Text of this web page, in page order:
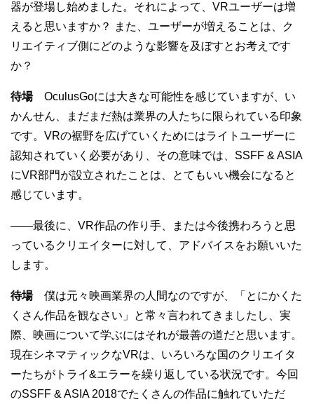
器が登場し始めました。それによって、VRユーザーは増
えると思いますか？ また、ユーザーが増えることは、ク
リエイティブ側にどのような影響を及ぼすとお考えです
か？
待場OculusGoには大きな可能性を感じていますが、い
かんせん、まだまだ熱は業界の人たちに限られている印象
です。VRの裾野を広げていくためにはライトユーザーに
認知されていく必要があり、その意味では、SSFF & ASIA
にVR部門が設立されたことは、とてもいい機会になると
感じています。
——最後に、VR作品の作り手、または今後携わろうと思
っているクリエイターに対して、アドバイスをお願いいた
します。
待場僕は元々映画業界の人間なのですが、「とにかくた
くさん作品を観なさい」と常々言われてきましたし、実
際、映画について学ぶにはそれが最善の道だと思います。
現在シネマティックなVRは、いろいろな国のクリエイタ
ーたちがトライ&エラーを繰り返している状況です。今回
のSSFF & ASIA 2018でたくさんの作品に触れていただ